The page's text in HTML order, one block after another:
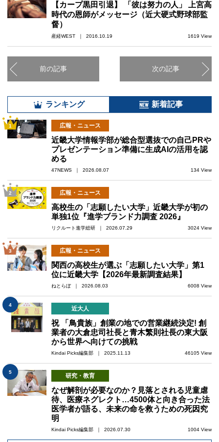
【カープ黒田引退】 「彼は努力の人」 上宮高
時代の恩師がメッセージ（近大硬式野球部監
督）
産経WEST ｜ 2016.10.19 1619 View
前の記事 次の記事
ランキング 新着記事
1 広報・ニュース
近畿大学情報学部が総合型選抜での自己PRや
プレゼンテーション準備に生成AIの活用を認
める
47NEWS ｜ 2026.08.07 134 View
2 広報・ニュース
高校生の「志願したい大学」近畿大学が初の
単独1位『進学ブランド力調査 2026』
リクルート進学総研 ｜ 2026.07.29 3024 View
3 広報・ニュース
関西の高校生が選ぶ「志願したい大学」第1
位に近畿大学【2026年最新調査結果】
ねとらぼ ｜ 2026.08.03 6008 View
4
近大人
祝 「鳥貴族」創業の地での営業継続決定! 創
業者の大倉忠司社長と青木繁則社長の東大阪
から世界へ向けての挑戦
Kindai Picks編集部 ｜ 2025.11.13 46105 View
5
研究・教育
なぜ解剖が必要なのか？見落とされる児童虐
待、医療ネグレクト…4500体と向き合った法
医学者が語る、未来の命を救うための死因究
明
Kindai Picks編集部 ｜ 2026.07.30 1004 View